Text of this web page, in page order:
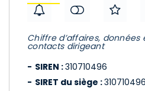
Chiffre d’affaires, données
contacts dirigeant
SIREN :310710496
SIRET du siège :